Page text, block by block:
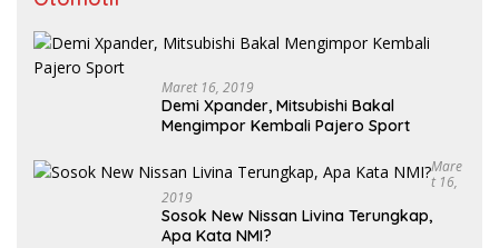
Maret 16, 2019
Demi Xpander, Mitsubishi Bakal
Mengimpor Kembali Pajero Sport
Mare
T 16,
2019
Sosok New Nissan Livina Terungkap,
Apa Kata NMI?